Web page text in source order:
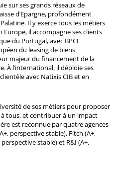
sur ses grands réseaux de
d’Epargne, profondément
Il y exerce tous les métiers
Europe, il accompagne ses clients
du Portugal, avec BPCE
du leasing de biens
majeur du financement de la
À l’international, il déploie ses
avec Natixis CIB et en
de ses métiers pour proposer
tous, et contribuer à un impact
est reconnue par quatre agences
perspective stable), Fitch (A+,
stable) et R&I (A+,